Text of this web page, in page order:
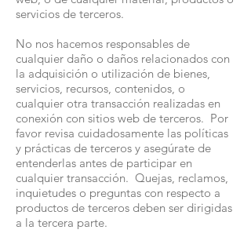
servicios de terceros.
No nos hacemos responsables de
cualquier daño o daños relacionados con
la adquisición o utilización de bienes,
servicios, recursos, contenidos, o
cualquier otra transacción realizadas en
conexión con sitios web de terceros. Por
favor revisa cuidadosamente las políticas
y prácticas de terceros y asegúrate de
entenderlas antes de participar en
cualquier transacción. Quejas, reclamos,
inquietudes o preguntas con respecto a
productos de terceros deben ser dirigidas
a la tercera parte.